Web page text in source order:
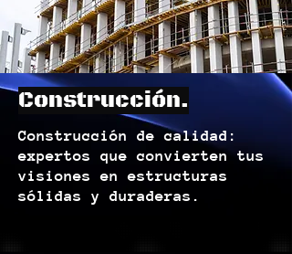
Construcción.
Construcción de calidad:
expertos que convierten tus
visiones en estructuras
sólidas y duraderas.